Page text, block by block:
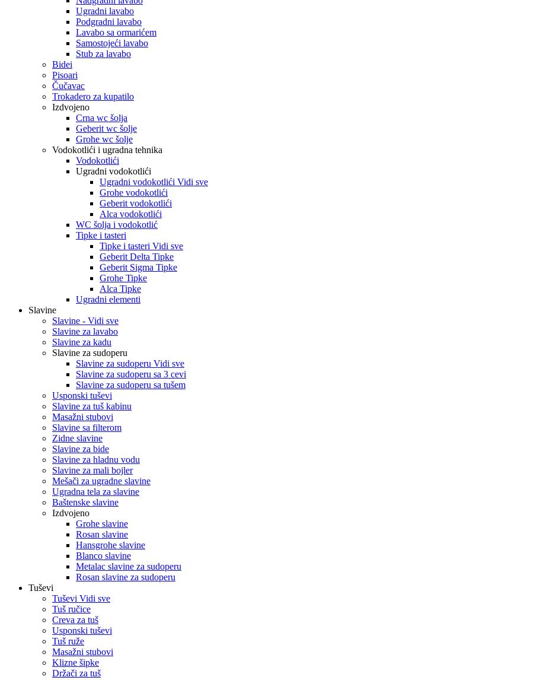
Ugradni lavabo
Podgradni lavabo
Lavabo sa ormarićem
Samostojeći lavabo
Stub za lavabo
Bidei
Pisoari
Čučavac
Trokadero za kupatilo
Izdvojeno
Crna wc šolja
Geberit wc šolje
Grohe wc šolje
Vodokotlići i ugradna tehnika
Vodokotlići
Ugradni vodokotlići
Ugradni vodokotlići Vidi sve
Grohe vodokotlići
Geberit vodokotlići
Alca vodokotlići
WC šolja i vodokotlić
Tipke i tasteri
Tipke i tasteri Vidi sve
Geberit Delta Tipke
Geberit Sigma Tipke
Grohe Tipke
Alca Tipke
Ugradni elementi
Slavine
Slavine - Vidi sve
Slavine za lavabo
Slavine za kadu
Slavine za sudoperu
Slavine za sudoperu Vidi sve
Slavine za sudoperu sa 3 cevi
Slavine za sudoperu sa tušem
Usponski tuševi
Slavine za tuš kabinu
Masažni stubovi
Slavine sa filterom
Zidne slavine
Slavine za bide
Slavine za hladnu vodu
Slavine za mali bojler
Mešači za ugradne slavine
Ugradna tela za slavine
Baštenske slavine
Izdvojeno
Grohe slavine
Rosan slavine
Hansgrohe slavine
Blanco slavine
Metalac slavine za sudoperu
Rosan slavine za sudoperu
Tuševi
Tuševi Vidi sve
Tuš ručice
Creva za tuš
Usponski tuševi
Tuš ruže
Masažni stubovi
Klizne šipke
Držači za tuš